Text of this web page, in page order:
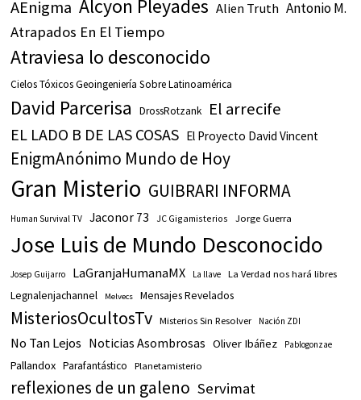
AEnigma Alcyon Pleyades Alien Truth Antonio M.
Atrapados En El Tiempo
Atraviesa lo desconocido
Cielos Tóxicos Geoingeniería Sobre Latinoamérica
David Parcerisa DrossRotzank El arrecife
EL LADO B DE LAS COSAS El Proyecto David Vincent
EnigmAnónimo Mundo de Hoy
Gran Misterio GUIBRARI INFORMA
Human Survival TV Jaconor 73 JC Gigamisterios Jorge Guerra
Jose Luis de Mundo Desconocido
Josep Guijarro LaGranjaHumanaMX La llave La Verdad nos hará libres
Legnalenjachannel Melvecs Mensajes Revelados
MisteriosOcultosTv Misterios Sin Resolver Nación ZDI
No Tan Lejos Noticias Asombrosas Oliver Ibáñez Pablogonzae
Pallandox Parafantástico Planetamisterio
reflexiones de un galeno Servimat